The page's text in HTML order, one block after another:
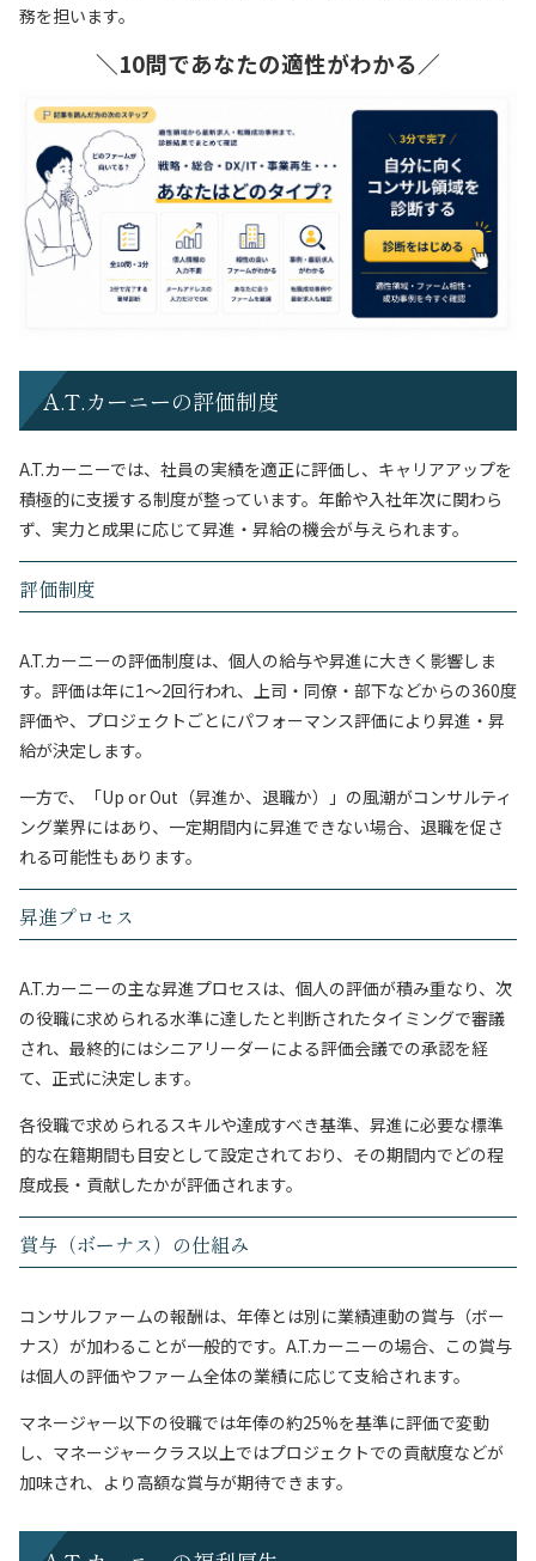
務を担います。
＼10問であなたの適性がわかる／
A.T.カーニーの評価制度
A.T.カーニーでは、社員の実績を適正に評価し、キャリアアップを
積極的に支援する制度が整っています。年齢や入社年次に関わら
ず、実力と成果に応じて昇進・昇給の機会が与えられます。
評価制度
A.T.カーニーの評価制度は、個人の給与や昇進に大きく影響しま
す。評価は年に1〜2回行われ、上司・同僚・部下などからの360度
評価や、プロジェクトごとにパフォーマンス評価により昇進・昇
給が決定します。
一方で、「Up or Out（昇進か、退職か）」の風潮がコンサルティ
ング業界にはあり、一定期間内に昇進できない場合、退職を促さ
れる可能性もあります。
昇進プロセス
A.T.カーニーの主な昇進プロセスは、個人の評価が積み重なり、次
の役職に求められる水準に達したと判断されたタイミングで審議
され、最終的にはシニアリーダーによる評価会議での承認を経
て、正式に決定します。
各役職で求められるスキルや達成すべき基準、昇進に必要な標準
的な在籍期間も目安として設定されており、その期間内でどの程
度成長・貢献したかが評価されます。
賞与（ボーナス）の仕組み
コンサルファームの報酬は、年俸とは別に業績連動の賞与（ボー
ナス）が加わることが一般的です。A.T.カーニーの場合、この賞与
は個人の評価やファーム全体の業績に応じて支給されます。
マネージャー以下の役職では年俸の約25%を基準に評価で変動
し、マネージャークラス以上ではプロジェクトでの貢献度などが
加味され、より高額な賞与が期待できます。